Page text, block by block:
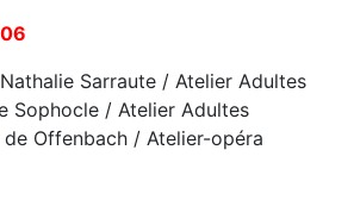
Sarraute / Atelier Adultes
Sophocle / Atelier Adultes
de Offenbach / Atelier-opéra